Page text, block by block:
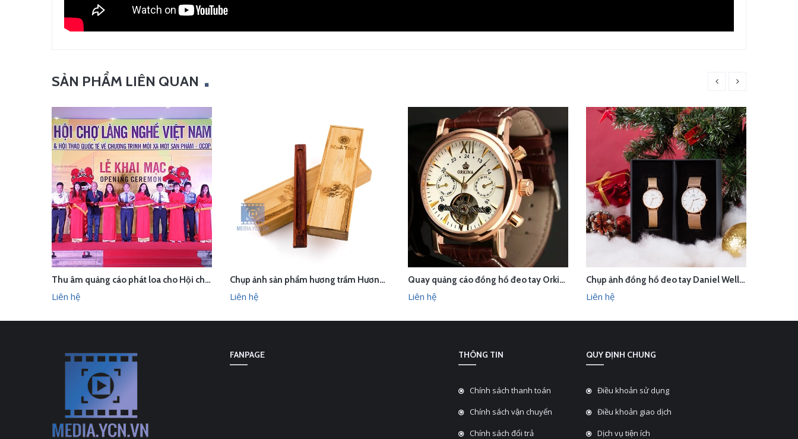
SẢN PHẨM LIÊN QUAN
LIÊN HỆ XEM NHANH
Thu âm quảng cáo phát loa cho Hội chợ Làng nghề VN 2018
Liên hệ
LIÊN HỆ XEM NHANH
Chụp ảnh sản phẩm hương trầm Hương Xưa - Kính Tâm trong studio Hà Nội
Liên hệ
LIÊN HỆ XEM NHANH
Quay quảng cáo đồng hồ đeo tay Orkina trong studio Hà Nội
Liên hệ
LIÊN HỆ XEM NHANH
Chụp ảnh đồng hồ đeo tay Daniel Wellington concept Giáng sinh trong studio Hà Nội
Liên hệ
FANPAGE THÔNG TIN
Chính sách thanh toán
Chính sách vận chuyển
Chính sách đổi trả
QUY ĐỊNH CHUNG
Điều khoản sử dụng
Điều khoản giao dịch
Dịch vụ tiện ích